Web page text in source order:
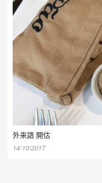
外来語 開估
14/10/2017